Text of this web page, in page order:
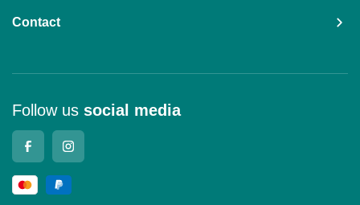
Contact
Follow us social media